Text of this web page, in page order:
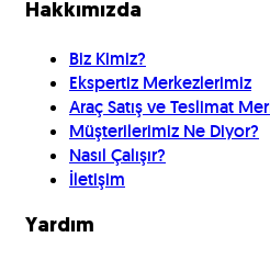
Hakkımızda
Biz Kimiz?
Ekspertiz Merkezlerimiz
Araç Satış ve Teslimat
Müşterilerimiz Ne Diyor?
Nasıl Çalışır?
İletişim
Yardım